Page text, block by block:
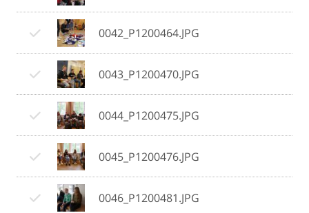
0042_P1200464.JPG
0043_P1200470.JPG
0044_P1200475.JPG
0045_P1200476.JPG
0046_P1200481.JPG